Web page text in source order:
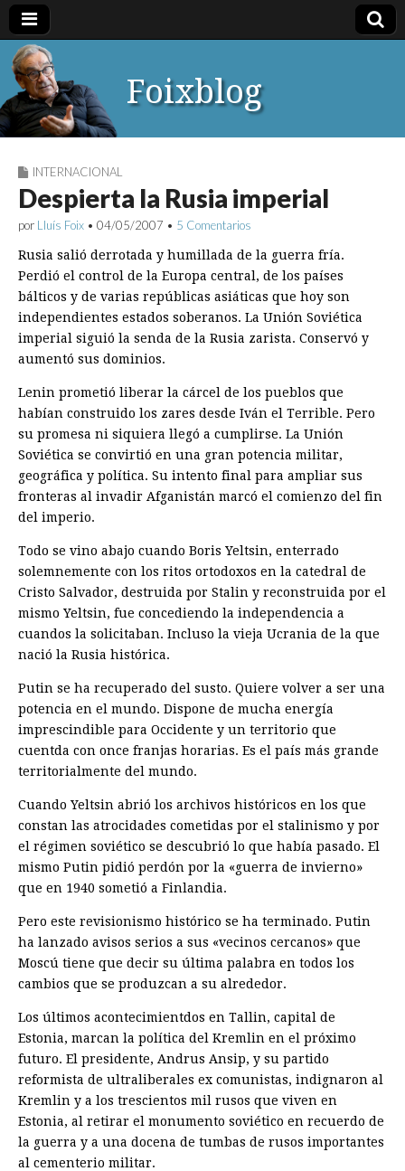
Foixblog
INTERNACIONAL
Despierta la Rusia imperial
por Lluís Foix • 04/05/2007 • 5 Comentarios
Rusia salió derrotada y humillada de la guerra fría.
Perdió el control de la Europa central, de los países
bálticos y de varias repúblicas asiáticas que hoy son
independientes estados soberanos. La Unión Soviética
imperial siguió la senda de la Rusia zarista. Conservó y
aumentó sus dominios.
Lenin prometió liberar la cárcel de los pueblos que
habían construido los zares desde Iván el Terrible. Pero
su promesa ni siquiera llegó a cumplirse. La Unión
Soviética se convirtió en una gran potencia militar,
geográfica y política. Su intento final para ampliar sus
fronteras al invadir Afganistán marcó el comienzo del fin
del imperio.
Todo se vino abajo cuando Boris Yeltsin, enterrado
solemnemente con los ritos ortodoxos en la catedral de
Cristo Salvador, destruida por Stalin y reconstruida por el
mismo Yeltsin, fue concediendo la independencia a
cuandos la solicitaban. Incluso la vieja Ucrania de la que
nació la Rusia histórica.
Putin se ha recuperado del susto. Quiere volver a ser una
potencia en el mundo. Dispone de mucha energía
imprescindible para Occidente y un territorio que
cuentda con once franjas horarias. Es el país más grande
territorialmente del mundo.
Cuando Yeltsin abrió los archivos históricos en los que
constan las atrocidades cometidas por el stalinismo y por
el régimen soviético se descubrió lo que había pasado. El
mismo Putin pidió perdón por la «guerra de invierno»
que en 1940 sometió a Finlandia.
Pero este revisionismo histórico se ha terminado. Putin
ha lanzado avisos serios a sus «vecinos cercanos» que
Moscú tiene que decir su última palabra en todos los
cambios que se produzcan a su alrededor.
Los últimos acontecimientdos en Tallin, capital de
Estonia, marcan la política del Kremlin en el próximo
futuro. El presidente, Andrus Ansip, y su partido
reformista de ultraliberales ex comunistas, indignaron al
Kremlin y a los trescientos mil rusos que viven en
Estonia, al retirar el monumento soviético en recuerdo de
la guerra y a una docena de tumbas de rusos importantes
al cementerio militar.